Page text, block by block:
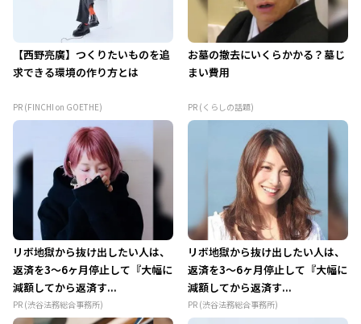
【西野亮廣】つくりたいものを追
求できる環境の作り方とは
PR (FINCHI on GOETHE)
お墓の撤去にいくらかかる？墓じ
まい費用
PR (くらしの話題)
リボ地獄から抜け出したい人は、
返済を3～6ヶ月停止して『大幅に
減額してから返済す...
PR (渋谷法務総合事務所)
リボ地獄から抜け出したい人は、
返済を3～6ヶ月停止して『大幅に
減額してから返済す...
PR (渋谷法務総合事務所)